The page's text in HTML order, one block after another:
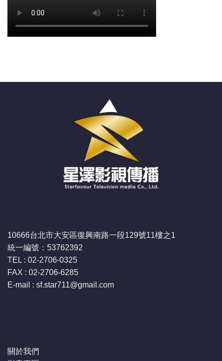
10666台北市大安區復興南路一段129號11樓之1
統一編號：53762392
TEL : 02-2706-0325
FAX : 02-2706-6285
E-mail : sf.star711@gmail.com
關於我們